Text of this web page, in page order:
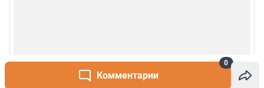
Комментарии
0